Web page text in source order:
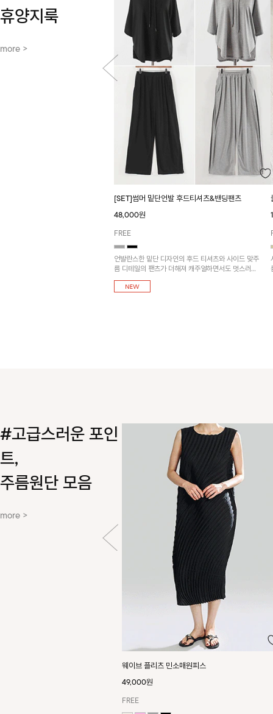
휴양지룩
more >
[SET]썸머 밑단언발 후드티셔츠&밴딩팬츠
48,000원
FREE
언발란스한 밑단 디자인의 후드 티셔츠와 사이드 맞주
름 디테일의 팬츠가 더해져 캐주얼하면서도 멋스러운
실루엣을 연출해 주는 아이템!
#고급스러운 포인
트,
주름원단 모음
more >
웨이브 플리츠 민소매원피스
49,000원
FREE